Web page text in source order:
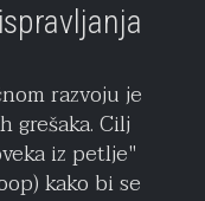
razvoju je
Cilj
iz petlje"
kako bi se